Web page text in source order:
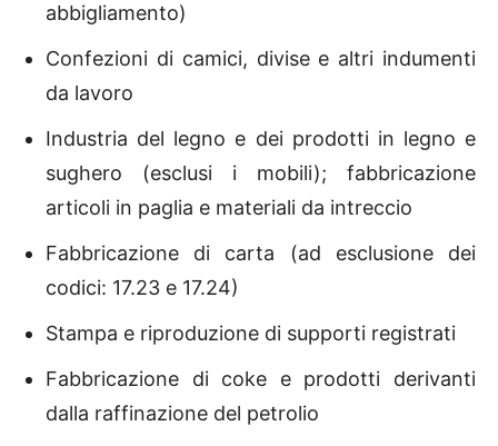
abbigliamento)
Confezioni di camici, divise e altri indumenti
da lavoro
Industria del legno e dei prodotti in legno e
sughero (esclusi i mobili); fabbricazione
articoli in paglia e materiali da intreccio
Fabbricazione di carta (ad esclusione dei
codici: 17.23 e 17.24)
Stampa e riproduzione di supporti registrati
Fabbricazione di coke e prodotti derivanti
dalla raffinazione del petrolio